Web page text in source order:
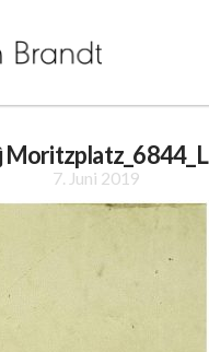
Moritzplatz_6844_L
7. Juni 2019